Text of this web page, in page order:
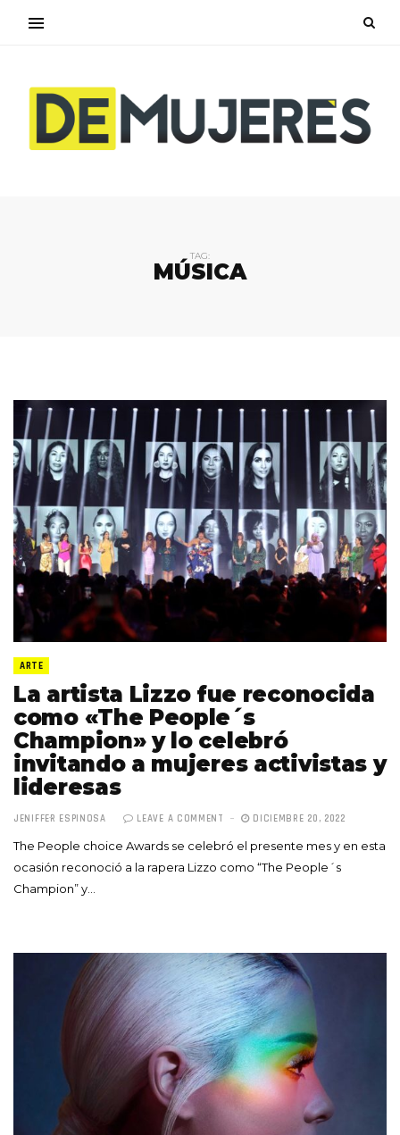
TAG:
MÚSICA
ARTE
La artista Lizzo fue reconocida
como «The People´s
Champion» y lo celebró
invitando a mujeres activistas y
lideresas
JENIFFER ESPINOSA LEAVE A COMMENT DICIEMBRE 20, 2022
The People choice Awards se celebró el presente mes y en esta
ocasión reconoció a la rapera Lizzo como “The People´s
Champion” y…